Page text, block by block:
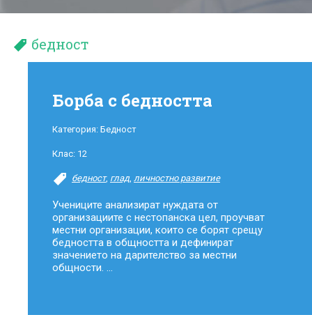
бедност
Борба с бедността
Категория: Бедност
Клас: 12
бедност, глад, личностно развитие
Учениците анализират нуждата от
организациите с нестопанска цел, проучват
местни организации, които се борят срещу
бедността в общността и дефинират
значението на дарителство за местни
общности. ...